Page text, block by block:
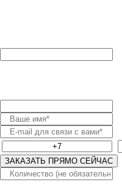
ЗАКАЗАТЬ ПРЯМО СЕЙЧАС